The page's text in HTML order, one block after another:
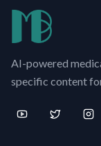
AI-powered
specific content